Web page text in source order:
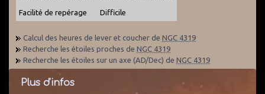
Facilité de repérage Difficile
Calcul des heures de lever et coucher de NGC 4319
Recherche les étoiles proches de NGC 4319
Recherche les étoiles sur un axe (AD/Dec) de NGC 4319
Plus d'infos